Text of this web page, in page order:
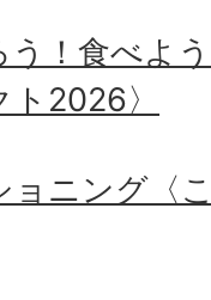
！食べよ
2026〉
ニング〈